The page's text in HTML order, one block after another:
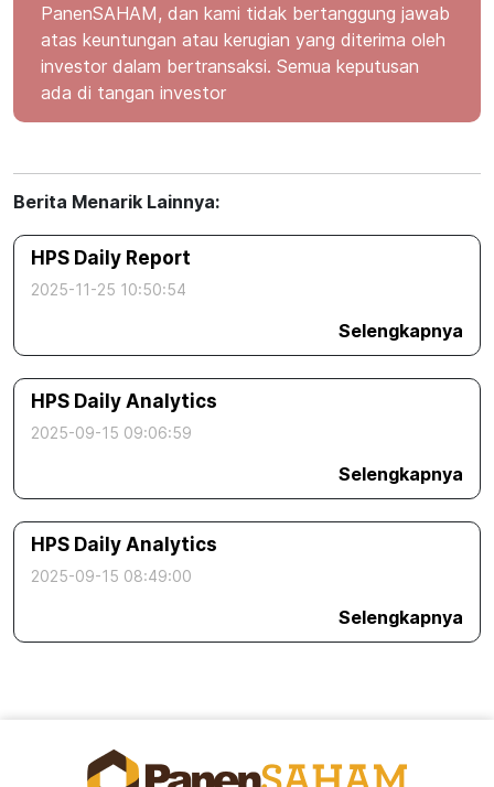
PanenSAHAM, dan kami tidak bertanggung jawab
atas keuntungan atau kerugian yang diterima oleh
investor dalam bertransaksi. Semua keputusan
ada di tangan investor
Berita Menarik Lainnya:
HPS Daily Report
2025-11-25 10:50:54
Selengkapnya
HPS Daily Analytics
2025-09-15 09:06:59
Selengkapnya
HPS Daily Analytics
2025-09-15 08:49:00
Selengkapnya